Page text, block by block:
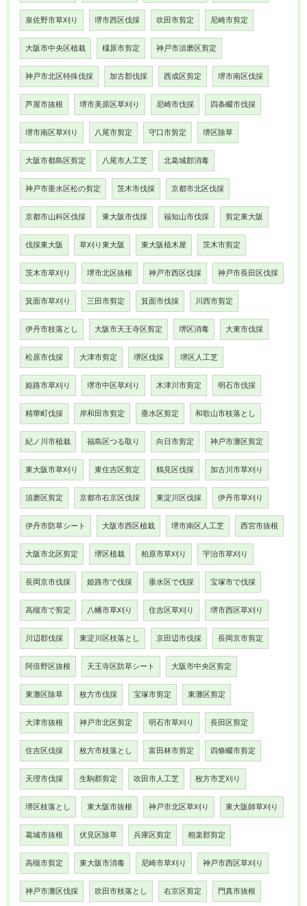
泉佐野市草刈り 堺市西区伐採 吹田市剪定 尼崎市剪定
大阪市中央区植栽 橿原市剪定 神戸市須磨区剪定
神戸市北区特殊伐採 加古郡伐採 西成区剪定 堺市南区伐採
芦屋市抜根 堺市美原区草刈り 尼崎市伐採 四条畷市伐採
堺市南区草刈り 八尾市剪定 守口市剪定 堺区除草
大阪市都島区剪定 八尾市人工芝 北葛城郡消毒
神戸市垂水区松の剪定 茨木市伐採 京都市北区伐採
京都市山科区伐採 東大阪市伐採 福知山市伐採 剪定東大阪
伐採東大阪 草刈り東大阪 東大阪植木屋 茨木市剪定
茨木市草刈り 堺市北区抜根 神戸市西区伐採 神戸市長田区伐採
箕面市草刈り 三田市剪定 箕面市伐採 川西市剪定
伊丹市枝落とし 大阪市天王寺区剪定 堺区消毒 大東市伐採
松原市伐採 大津市剪定 堺区伐採 堺区人工芝
姫路市草刈り 堺市中区草刈り 木津川市剪定 明石市伐採
精華町伐採 岸和田市剪定 垂水区剪定 和歌山市枝落とし
紀ノ川市植栽 福島区つる取り 向日市剪定 神戸市灘区剪定
東大阪市草刈り 東住吉区剪定 鶴見区伐採 加古川市草刈り
須磨区剪定 京都市右京区伐採 東淀川区伐採 伊丹市草刈り
伊丹市防草シート 大阪市西区植栽 堺市南区人工芝 西宮市抜根
大阪市北区剪定 堺区植栽 柏原市草刈り 宇治市草刈り
長岡京市伐採 姫路市で伐採 垂水区で伐採 宝塚市で伐採
高槻市で剪定 八幡市草刈り 住吉区草刈り 堺市西区草刈り
川辺郡伐採 東淀川区枝落とし 京田辺市伐採 長岡京市剪定
阿倍野区抜根 天王寺区防草シート 大阪市中央区剪定
東灘区除草 枚方市伐採 宝塚市剪定 東灘区剪定
大津市抜根 神戸市北区剪定 明石市草刈り 長田区剪定
住吉区伐採 枚方市枝落とし 富田林市剪定 四條畷市剪定
天理市伐採 生駒郡剪定 吹田市人工芝 枚方市芝刈り
堺区枝落とし 東大阪市抜根 神戸市北区草刈り 東大阪師草刈り
葛城市抜根 伏見区除草 兵庫区剪定 相楽郡剪定
高槻市剪定 東大阪市消毒 尼崎市草刈り 神戸市西区草刈り
神戸市灘区伐採 吹田市枝落とし 右京区剪定 門真市抜根